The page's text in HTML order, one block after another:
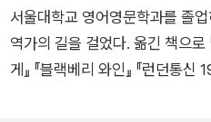
있다. 1939년 첫 소설 『네로의
서 작품 활동을 시작하였으며,
미국 추리작가협회에서 수여하는
서울대학교 영어영문학과를 졸
역가의 길을 걸었다. 옮긴 책으로
게』 『블랙베리 와인』 『런던통